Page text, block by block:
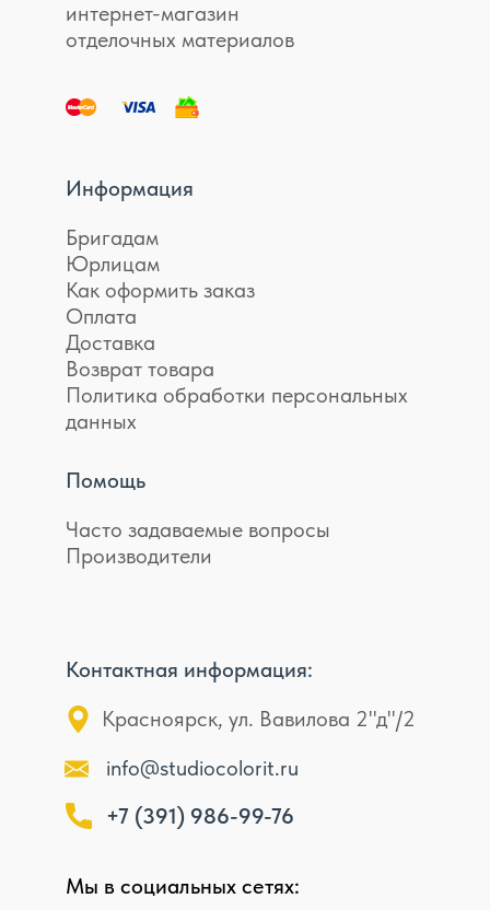
интернет-магазин
отделочных материалов
Информация
Бригадам
Юрлицам
Как оформить заказ
Оплата
Доставка
Возврат товара
Политика обработки персональных
данных
Помощь
Часто задаваемые вопросы
Производители
Контактная информация:
Красноярск, ул. Вавилова 2"д"/2
info@studiocolorit.ru
+7 (391) 986-99-76
Мы в социальных сетях: